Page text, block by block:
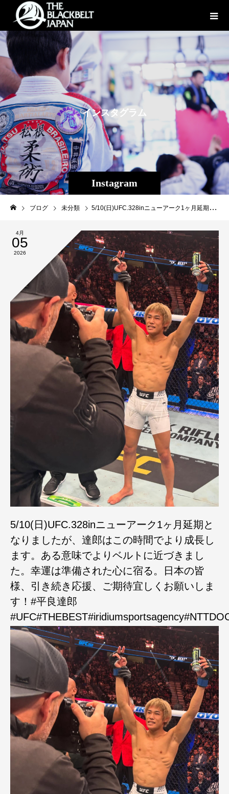
Instagram
インスタグラ ム
ブログ 未分類 5/10(日)UFC.328inニューアーク1ヶ月延期となりましたが、達郎はこの時間でより成長します。ある意味でよりベルトに近づきました。幸運は準備された心に宿る。日本の皆様、引き続き応援、ご期待宜しくお願いします！#平良達郎#UFC#THEBEST#iridiumsportsagency#NTTDOCOMO
4月
05
2026
5/10(日)UFC.328inニューアーク1ヶ月延期と
なりましたが、達郎はこの時間でより成長し
ます。ある意味でよりベルトに近づきまし
た。幸運は準備された心に宿る。日本の皆
様、引き続き応援、ご期待宜しくお願いしま
す！#平良達郎